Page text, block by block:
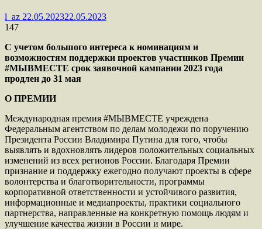
l_az 22.05.202322.05.2023
147
С учетом большого интереса к номинациям и
возможностям поддержки проектов участников Премии
#МЫВМЕСТЕ срок заявочной кампании 2023 года
продлен до 31 мая
О ПРЕМИИ
Международная премия #МЫВМЕСТЕ учреждена
Федеральным агентством по делам молодежи по поручению
Президента России Владимира Путина для того, чтобы
выявлять и вдохновлять лидеров положительных социальных
изменений из всех регионов России. Благодаря Премии
признание и поддержку ежегодно получают проекты в сфере
волонтерства и благотворительности, программы
корпоративной ответственности и устойчивого развития,
информационные и медиапроекты, практики социального
партнерства, направленные на конкретную помощь людям и
улучшение качества жизни в России и мире.